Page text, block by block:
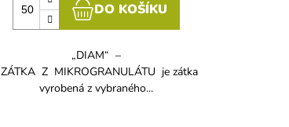
DO KOŠÍKU
„DIAM“ –
ZÁTKA Z MIKROGRANULÁTU je zátka
vyrobená z vybraného...